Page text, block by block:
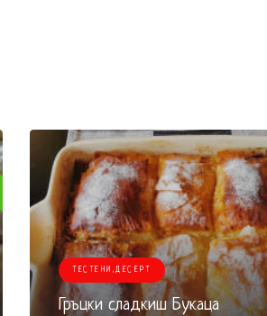
ТЕСТЕНИ,ДЕСЕРТ
Гръцки сладкиш Букаца